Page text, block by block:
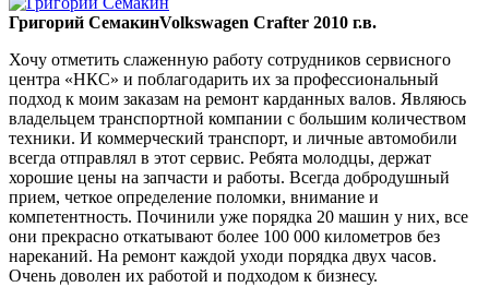
Григорий СемакинVolkswagen Crafter 2010 г.в.
Хочу отметить слаженную работу сотрудников сервисного
центра «НКС» и поблагодарить их за профессиональный
подход к моим заказам на ремонт карданных валов. Являюсь
владельцем транспортной компании с большим количеством
техники. И коммерческий транспорт, и личные автомобили
всегда отправлял в этот сервис. Ребята молодцы, держат
хорошие цены на запчасти и работы. Всегда добродушный
прием, четкое определение поломки, внимание и
компетентность. Починили уже порядка 20 машин у них, все
они прекрасно откатывают более 100 000 километров без
нареканий. На ремонт каждой уходи порядка двух часов.
Очень доволен их работой и подходом к бизнесу.